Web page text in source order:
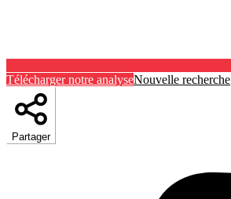
Télécharger notre analyseNouvelle recherche
Partager